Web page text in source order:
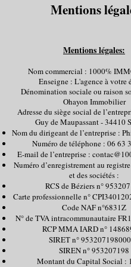
Mentions
Mentions légales:
Nom commercial : 1000%
Enseigne : L'agence à votre
Dénomination sociale ou raison
Ohayon Immobilier
​Adresse du siège social de
Guy de Maupassant - 34410
Nom du dirigeant de l’entreprise :
Numéro de téléphone : 06 63
E-mail de l’entreprise :
Numéro d’enregistrement au
et des sociétés :
RCS de Béziers n°
Carte professionnelle n°
Code NAF n°6831Z
N° de TVA intracommunautaire
RCP MMA IARD n°
SIRET n°
SIREN n°953207198
Montant du Capital Social :